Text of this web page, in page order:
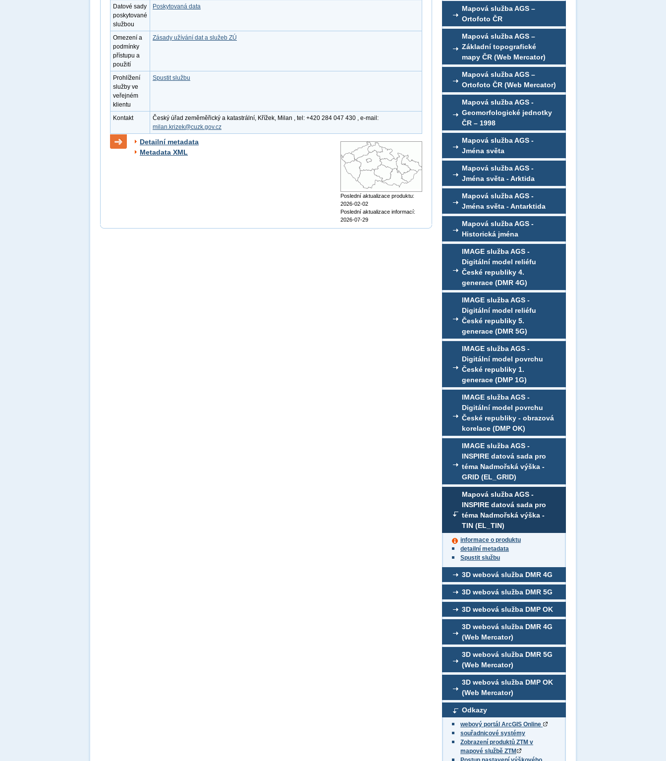
Mapová služba AGS –
Ortofoto ČR
Mapová služba AGS –
Základní topografické
mapy ČR (Web Mercator)
Mapová služba AGS –
Ortofoto ČR (Web Mercator)
Mapová služba AGS -
Geomorfologické jednotky
ČR – 1998
Mapová služba AGS -
Jména světa
Mapová služba AGS -
Jména světa - Arktida
Mapová služba AGS -
Jména světa - Antarktida
Mapová služba AGS -
Historická jména
IMAGE služba AGS -
Digitální model reliéfu
České republiky 4.
generace (DMR 4G)
IMAGE služba AGS -
Digitální model reliéfu
České republiky 5.
generace (DMR 5G)
IMAGE služba AGS -
Digitální model povrchu
České republiky 1.
generace (DMP 1G)
IMAGE služba AGS -
Digitální model povrchu
České republiky - obrazová
korelace (DMP OK)
IMAGE služba AGS -
INSPIRE datová sada pro
téma Nadmořská výška -
GRID (EL_GRID)
Mapová služba AGS -
INSPIRE datová sada pro
téma Nadmořská výška -
TIN (EL_TIN)
informace o produktu
detailní metadata
Spustit službu
3D webová služba DMR 4G
3D webová služba DMR 5G
3D webová služba DMP OK
3D webová služba DMR 4G
(Web Mercator)
3D webová služba DMR 5G
(Web Mercator)
3D webová služba DMP OK
(Web Mercator)
Odkazy
webový portál ArcGIS Online
souřadnicové systémy
Zobrazení produktů ZTM v
mapové službě ZTM
Datové sady
poskytované
službou
Poskytovaná data
Omezení a
podmínky
přístupu a
použití
Zásady užívání dat a služeb ZÚ
Prohlížení
služby ve
veřejném
klientu
Spustit službu
Kontakt
Český úřad zeměměřický a katastrální, Křížek, Milan , tel: +420 284 047 430 , e-mail:
milan.krizek@cuzk.gov.cz
Detailní metadata
Metadata XML
Poslední aktualizace produktu:
2026-02-02
Poslední aktualizace informací:
2026-07-29